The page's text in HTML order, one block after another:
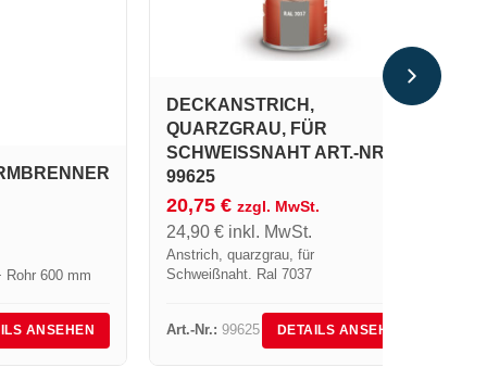
600 mm
ANSEHEN
DECKANSTRICH,
QUARZGRAU, FÜR
SCHWEISSNAHT ART.-NR. 9
9625
20,75 € zzgl. MwSt.
24,90 € inkl. MwSt.
Anstrich, quarzgrau, für
Schweißnaht. Ral 7037
Art.-Nr.: 99625 DETAILS ANSEHEN